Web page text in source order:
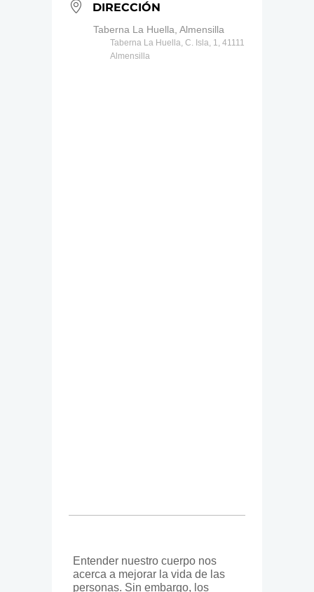
DIRECCIÓN
Taberna La Huella, Almensilla
Taberna La Huella, C. Isla, 1, 41111
Almensilla
Entender nuestro cuerpo nos
acerca a mejorar la vida de las
personas. Sin embargo, los